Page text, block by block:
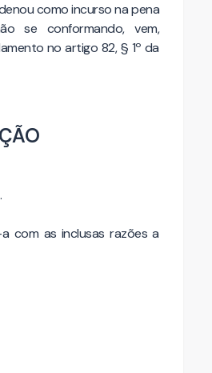
como incurso na pena
se conformando, vem,
no artigo 82, § 1º da
com as inclusas razões a